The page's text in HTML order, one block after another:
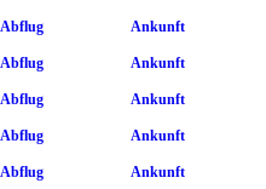
Abflug Ankunft
Abflug Ankunft
Abflug Ankunft
Abflug Ankunft
Abflug Ankunft